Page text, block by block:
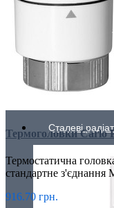
Вертикальні
Низькі
Сталеві
Термоголовки Carlo
Термостатична
стандартне
916.70 грн.